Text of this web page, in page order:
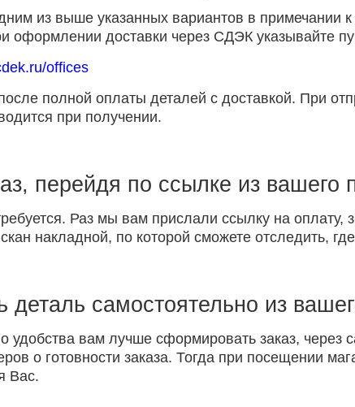
из выше указанных вариантов в примечании
доставки через СДЭК указывайте
offices
полной оплаты деталей с доставкой. При
при получении.
перейдя по ссылке из вашего
Раз мы вам прислали ссылку на оплату,
накладной, по которой сможете отследить,
деталь самостоятельно из
удобства вам лучше сформировать заказ, через
о готовности заказа. Тогда при посещении
Вас.